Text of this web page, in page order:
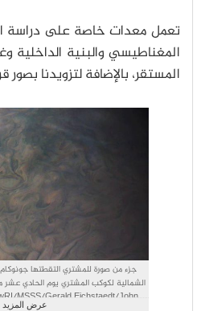
تعمل معدات خاصة على دراسة
المغناطيسي والبنية الداخلية
المستقر، بالإضافة لتزويدنا
جزء من صورة للمشتري التقطتها
MSSS/Gerald Eichstaedt/John
عرض المزيد